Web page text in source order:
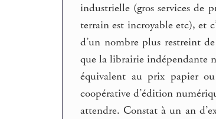
industrielle (gros services de
terrain est incroyable etc), et
d’un nombre plus restreint
que la librairie indépendante
équivalent au prix papier
coopérative d’édition
attendre. Constat à un an